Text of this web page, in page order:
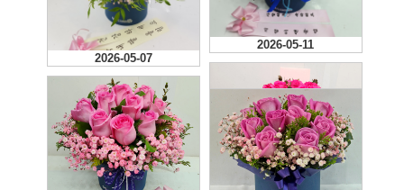
2026-05-15
2026-05-11
2026-05-07